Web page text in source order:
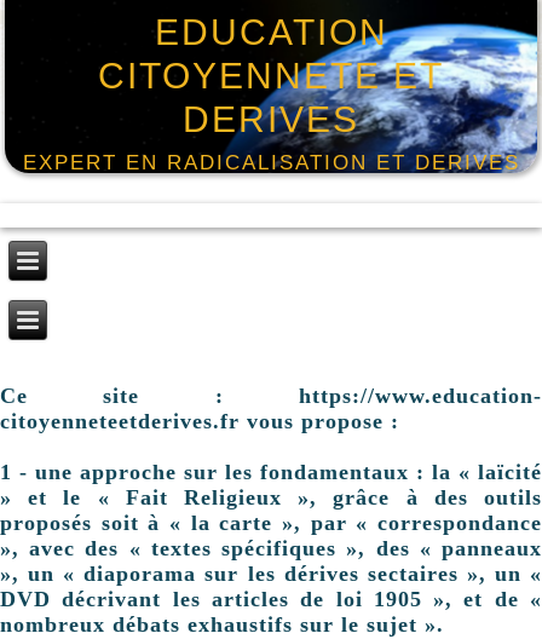
EDUCATION
CITOYENNETE ET
DERIVES
EXPERT EN RADICALISATION ET DERIVES
Ce site : https://www.education-
citoyenneteetderives.fr vous propose :
1 - une approche sur les fondamentaux : la « laïcité
» et le « Fait Religieux », grâce à des outils
proposés soit à « la carte », par « correspondance
», avec des « textes spécifiques », des « panneaux
», un « diaporama sur les dérives sectaires », un «
DVD décrivant les articles de loi 1905 », et de «
nombreux débats exhaustifs sur le sujet ».